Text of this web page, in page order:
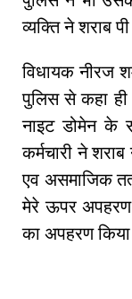
व्यक्ति ने शराब
विधायक नीरज
पुलिस से कहा
नाइट डोमेन के
कर्मचारी ने
एव असमाजिक
मेरे ऊपर अपहरण
का अपहरण किया